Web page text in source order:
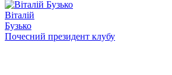
Віталій
Бузько
Почесний президент клубу